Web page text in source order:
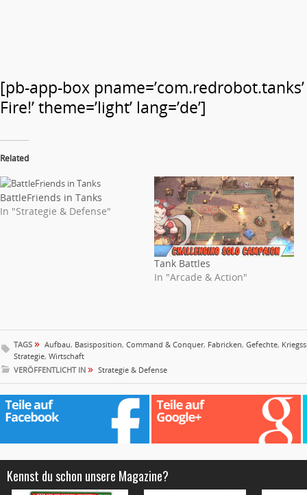
[pb-app-box
Fire!’ theme=’light’ lang=’de’]
Related
BattleFriends in Tanks
In "Strategie & Defense"
Tank Battles
In "Arcade & Action"
TAGS » Aufbau, Basisposition, Command & Conquer, Fabricken, Gefechte,
Strategie, Wirtschaft
VERÖFFENTLICHT IN » Strategie & Defense
Kennst du schon unsere Magazine?